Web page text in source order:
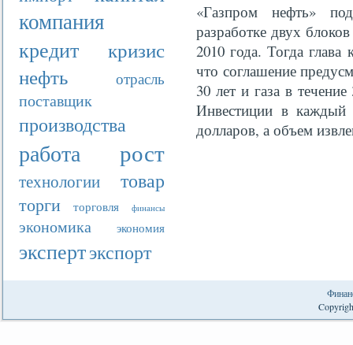
компания
кредит
кризис
нефть
отрасль
поставщик
производства
работа рост
технологии товар
торги торговля финансы
экономика экономия
экспертэкспорт
«Газпром нефть»
разработке двух
2010 года. Тогда
что соглашение
30 лет и газа в
Инвестиции в каждый
долларов, а объем